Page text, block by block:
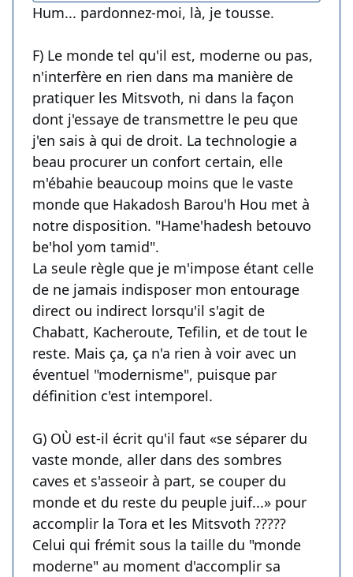
Hum... pardonnez-moi, là, je tousse.
F) Le monde tel qu'il est, moderne ou pas,
n'interfère en rien dans ma manière de
pratiquer les Mitsvoth, ni dans la façon
dont j'essaye de transmettre le peu que
j'en sais à qui de droit. La technologie a
beau procurer un confort certain, elle
m'ébahie beaucoup moins que le vaste
monde que Hakadosh Barou'h Hou met à
notre disposition. "Hame'hadesh betouvo
be'hol yom tamid".
La seule règle que je m'impose étant celle
de ne jamais indisposer mon entourage
direct ou indirect lorsqu'il s'agit de
Chabatt, Kacheroute, Tefilin, et de tout le
reste. Mais ça, ça n'a rien à voir avec un
éventuel "modernisme", puisque par
définition c'est intemporel.
G) OÙ est-il écrit qu'il faut «se séparer du
vaste monde, aller dans des sombres
caves et s'asseoir à part, se couper du
monde et du reste du peuple juif...» pour
accomplir la Tora et les Mitsvoth ?????
Celui qui frémit sous la taille du "monde
moderne" au moment d'accomplir sa